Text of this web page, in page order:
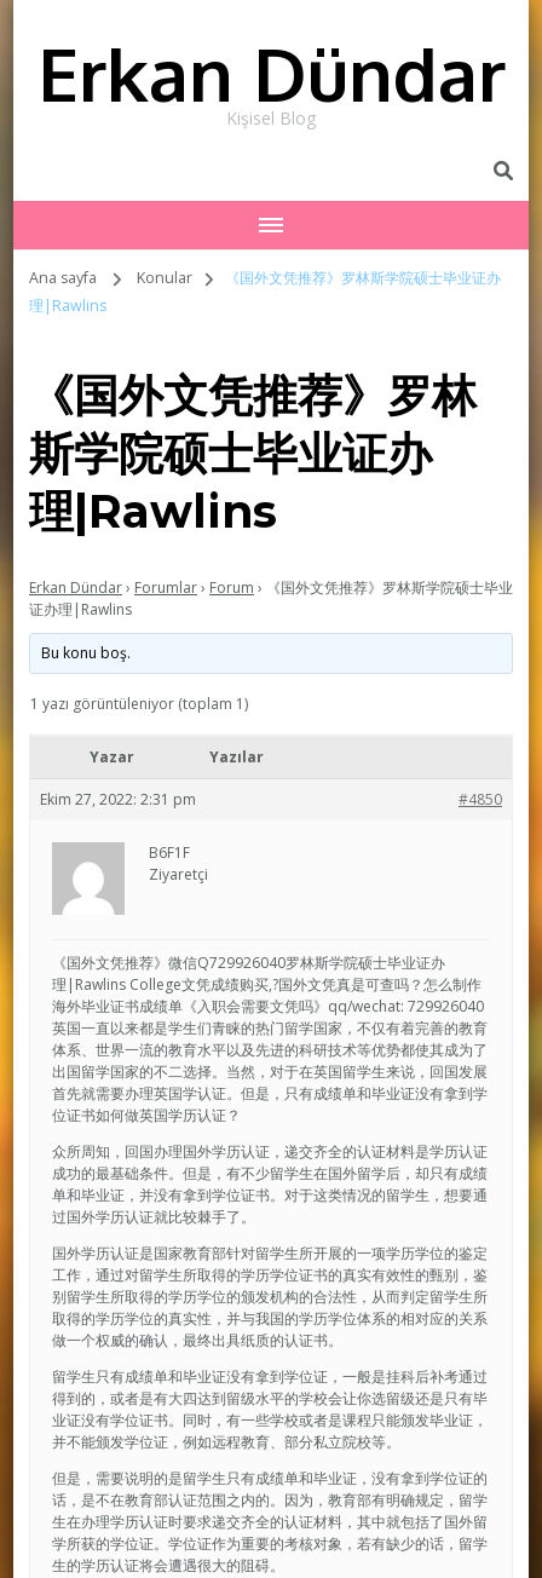
Erkan Dündar
Kişisel Blog
Ana sayfa Konular
《国外文凭推荐》罗林斯学院硕士毕业证办
理|Rawlins
《国外文凭推荐》罗林
斯学院硕士毕业证办
理|Rawlins
Erkan Dündar› Forumlar› Forum ›
《国外文凭推荐》罗林斯学院硕士毕业
证办理|Rawlins
Bu konu boş.
1 yazı görüntüleniyor (toplam 1)
Yazar Yazılar
Ekim 27, 2022: 2:31 pm #4850
B6F1F
Ziyaretçi
《国外文凭推荐》微信Q729926040罗林斯学院硕士毕业证办
理|Rawlins College文凭成绩购买,?国外文凭真是可查吗？怎么制作
海外毕业证书成绩单《入职会需要文凭吗》qq/wechat: 729926040
英国一直以来都是学生们青睐的热门留学国家，不仅有着完善的教育
体系、世界一流的教育水平以及先进的科研技术等优势都使其成为了
出国留学国家的不二选择。当然，对于在英国留学生来说，回国发展
首先就需要办理英国学认证。但是，只有成绩单和毕业证没有拿到学
位证书如何做英国学历认证？
众所周知，回国办理国外学历认证，递交齐全的认证材料是学历认证
成功的最基础条件。但是，有不少留学生在国外留学后，却只有成绩
单和毕业证，并没有拿到学位证书。对于这类情况的留学生，想要通
过国外学历认证就比较棘手了。
国外学历认证是国家教育部针对留学生所开展的一项学历学位的鉴定
工作，通过对留学生所取得的学历学位证书的真实有效性的甄别，鉴
别留学生所取得的学历学位的颁发机构的合法性，从而判定留学生所
取得的学历学位的真实性，并与我国的学历学位体系的相对应的关系
做一个权威的确认，最终出具纸质的认证书。
留学生只有成绩单和毕业证没有拿到学位证，一般是挂科后补考通过
得到的，或者是有大四达到留级水平的学校会让你选留级还是只有毕
业证没有学位证书。同时，有一些学校或者是课程只能颁发毕业证，
并不能颁发学位证，例如远程教育、部分私立院校等。
但是，需要说明的是留学生只有成绩单和毕业证，没有拿到学位证的
话，是不在教育部认证范围之内的。因为，教育部有明确规定，留学
生在办理学历认证时要求递交齐全的认证材料，其中就包括了国外留
学所获的学位证。学位证作为重要的考核对象，若有缺少的话，留学
生的学历认证将会遭遇很大的阻碍。